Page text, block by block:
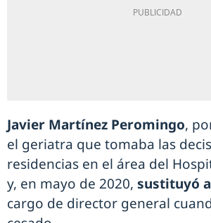
Javier Martínez Peromingo,
el geriatra que tomaba las
residencias en el área del
y, en mayo de 2020, sustituyó
cargo de director general